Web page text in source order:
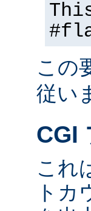
この
従い
CGI
これ
トカ